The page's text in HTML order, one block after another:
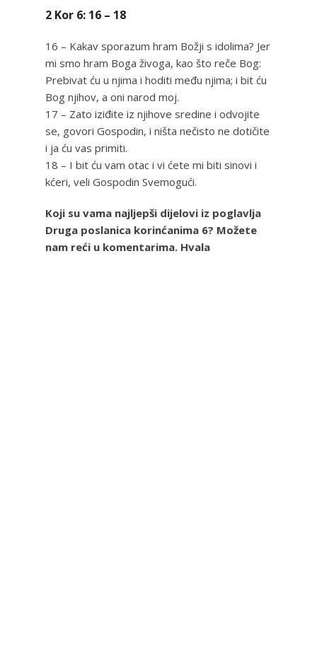
2 Kor 6: 16 – 18
16 – Kakav sporazum hram Božji s idolima? Jer
mi smo hram Boga živoga, kao što reče Bog:
Prebivat ću u njima i hoditi među njima; i bit ću
Bog njihov, a oni narod moj.
17 – Zato iziđite iz njihove sredine i odvojite
se, govori Gospodin, i ništa nečisto ne dotičite
i ja ću vas primiti.
18 – I bit ću vam otac i vi ćete mi biti sinovi i
kćeri, veli Gospodin Svemogući.
Koji su vama najljepši dijelovi iz poglavlja
Druga poslanica korinćanima 6? Možete
nam reći u komentarima. Hvala